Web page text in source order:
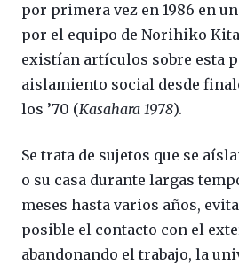
por primera vez en 1986 en
por el equipo de Norihiko
existían artículos sobre esta
aislamiento social desde
los ’70 (Kasahara 1978).
Se trata de sujetos que se
o su casa durante largas
meses hasta varios años,
posible el contacto con el
abandonando el trabajo, la